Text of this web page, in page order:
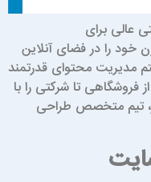
برای
را در فضای آنلاین
محتوای قدرتمند
تا شرکتی را با
تیم متخصص طراحی